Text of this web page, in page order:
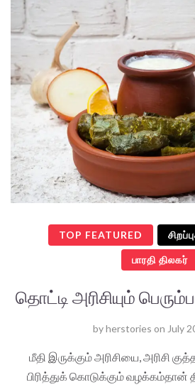
TOP FEATURED
பாரதி திலகர்
தொட்டி அரிசியும்
byherstories on July
மீதி இருக்கும் அரிசியை, அரிசி
பிரித்துக் கொடுக்கும் வழக்கம்தான்